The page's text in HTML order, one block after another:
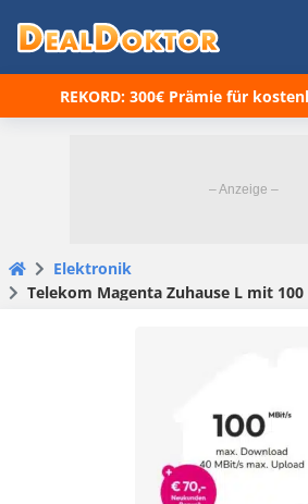
REKORD: 300€ Prämie für
Elektronik
Telekom Magenta Zuhause L mit 100 Mbit/s für eff. 26,57€ mtl. / Magenta